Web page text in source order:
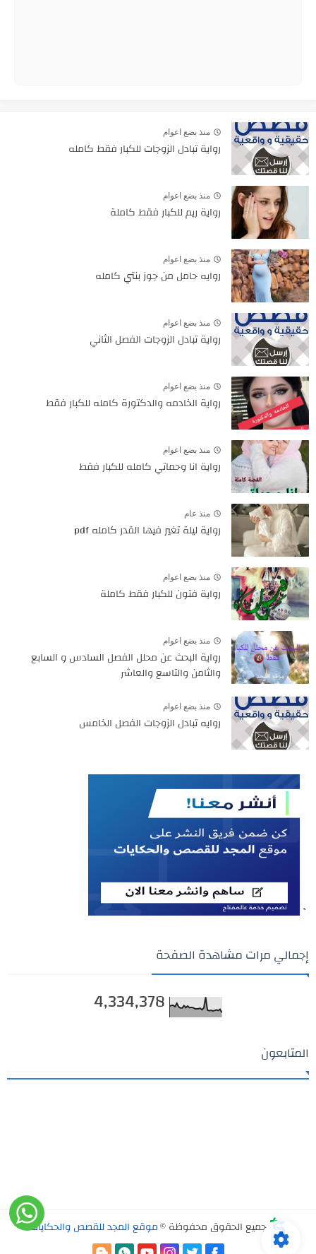
منذ بضع اعوام
رواية تبادل الزوجات للكبار فقط كامله
منذ بضع اعوام
رواية ريم للكبار فقط كاملة
منذ بضع اعوام
روايه حامل من جوز بنتي كامله
منذ بضع اعوام
رواية تبادل الزوجات الفصل الثاني
منذ بضع اعوام
رواية الخادمه والدكتورة كامله للكبار فقط
منذ بضع اعوام
رواية انا وحماتي كامله للكبار فقط
منذ عام
رواية ليلة تغير فيها القدر كامله pdf
منذ بضع اعوام
رواية فتون للكبار فقط كاملة
منذ بضع اعوام
رواية البحث عن محلل الفصل السادس و السابع
والثامن والتاسع والعاشر
منذ بضع اعوام
روايه تبادل الزوجات الفصل الخامس
`
إجمالي مرات مشاهدة الصفحة
4,334,378
المتابعون
جميع الحقوق محفوظة ©موقع المجد للقصص والحكايات